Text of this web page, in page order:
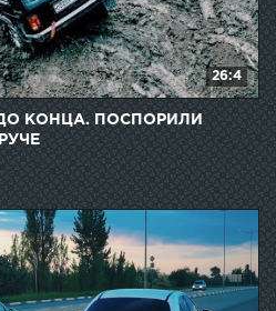
26:4
ДО КОНЦА. ПОСПОРИЛИ